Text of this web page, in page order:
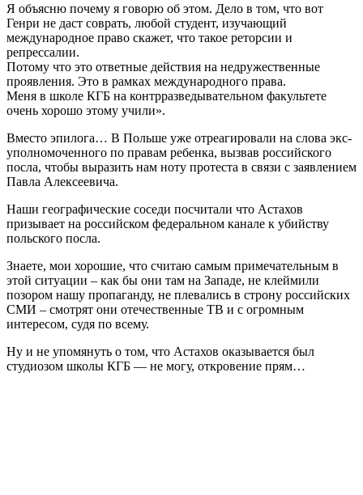
Я объясню почему я говорю об этом. Дело в том, что вот
Генри не даст соврать, любой студент, изучающий
международное право скажет, что такое реторсии и
репрессалии.
Потому что это ответные действия на недружественные
проявления. Это в рамках международного права.
Меня в школе КГБ на контрразведывательном факультете
очень хорошо этому учили».
Вместо эпилога… В Польше уже отреагировали на слова экс-
уполномоченного по правам ребенка, вызвав российского
посла, чтобы выразить нам ноту протеста в связи с заявлением
Павла Алексеевича.
Наши географические соседи посчитали что Астахов
призывает на российском федеральном канале к убийству
польского посла.
Знаете, мои хорошие, что считаю самым примечательным в
этой ситуации – как бы они там на Западе, не клеймили
позором нашу пропаганду, не плевались в строну российских
СМИ – смотрят они отечественные ТВ и с огромным
интересом, судя по всему.
Ну и не упомянуть о том, что Астахов оказывается был
студиозом школы КГБ — не могу, откровение прям…